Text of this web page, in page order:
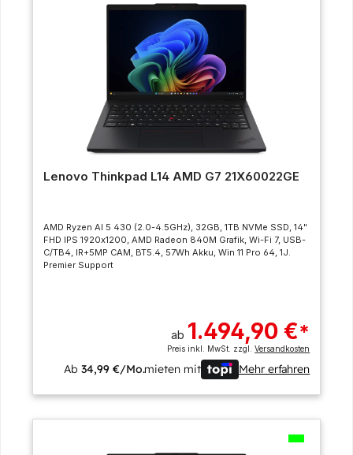
Lenovo Thinkpad L14 AMD G7 21X60022GE
AMD Ryzen AI 5 430 (2.0-4.5GHz), 32GB, 1TB NVMe SSD, 14"
FHD IPS 1920x1200, AMD Radeon 840M Grafik, Wi-Fi 7, USB-
C/TB4, IR+5MP CAM, BT5.4, 57Wh Akku, Win 11 Pro 64, 1J.
Premier Support
ab 1.494,90 €*
Preis inkl. MwSt. zzgl.Versandkosten
Ab34,99 €/Mo.mieten mit Mehr erfahren